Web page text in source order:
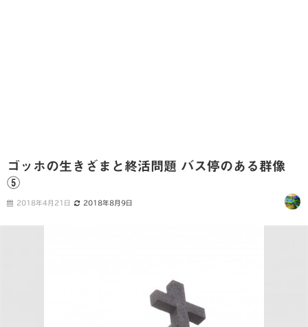
ゴッホの生きざまと終活問題 バス停のある群像
⑤
2018年4月21日 2018年8月9日